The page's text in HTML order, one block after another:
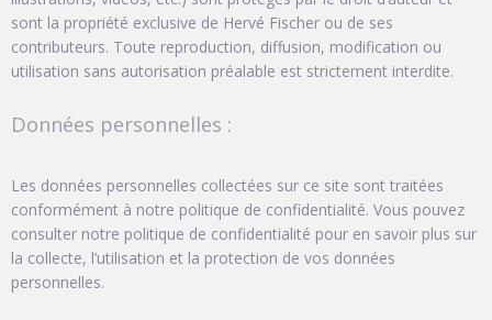
sont la propriété exclusive de Hervé Fischer ou de ses
contributeurs. Toute reproduction, diffusion, modification ou
utilisation sans autorisation préalable est strictement interdite.
Données personnelles :
Les données personnelles collectées sur ce site sont traitées
conformément à notre politique de confidentialité. Vous pouvez
consulter notre politique de confidentialité pour en savoir plus sur
la collecte, l’utilisation et la protection de vos données
personnelles.